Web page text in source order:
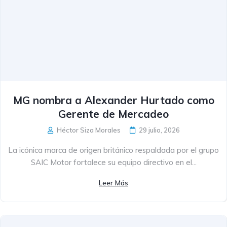
MG nombra a Alexander Hurtado como
Gerente de Mercadeo
Héctor Siza Morales 29 julio, 2026
La icónica marca de origen británico respaldada por el grupo
SAIC Motor fortalece su equipo directivo en el...
Leer Más